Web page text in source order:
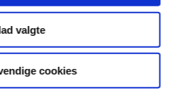
valgte
cookies